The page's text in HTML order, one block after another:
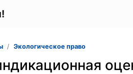
Экологическое право